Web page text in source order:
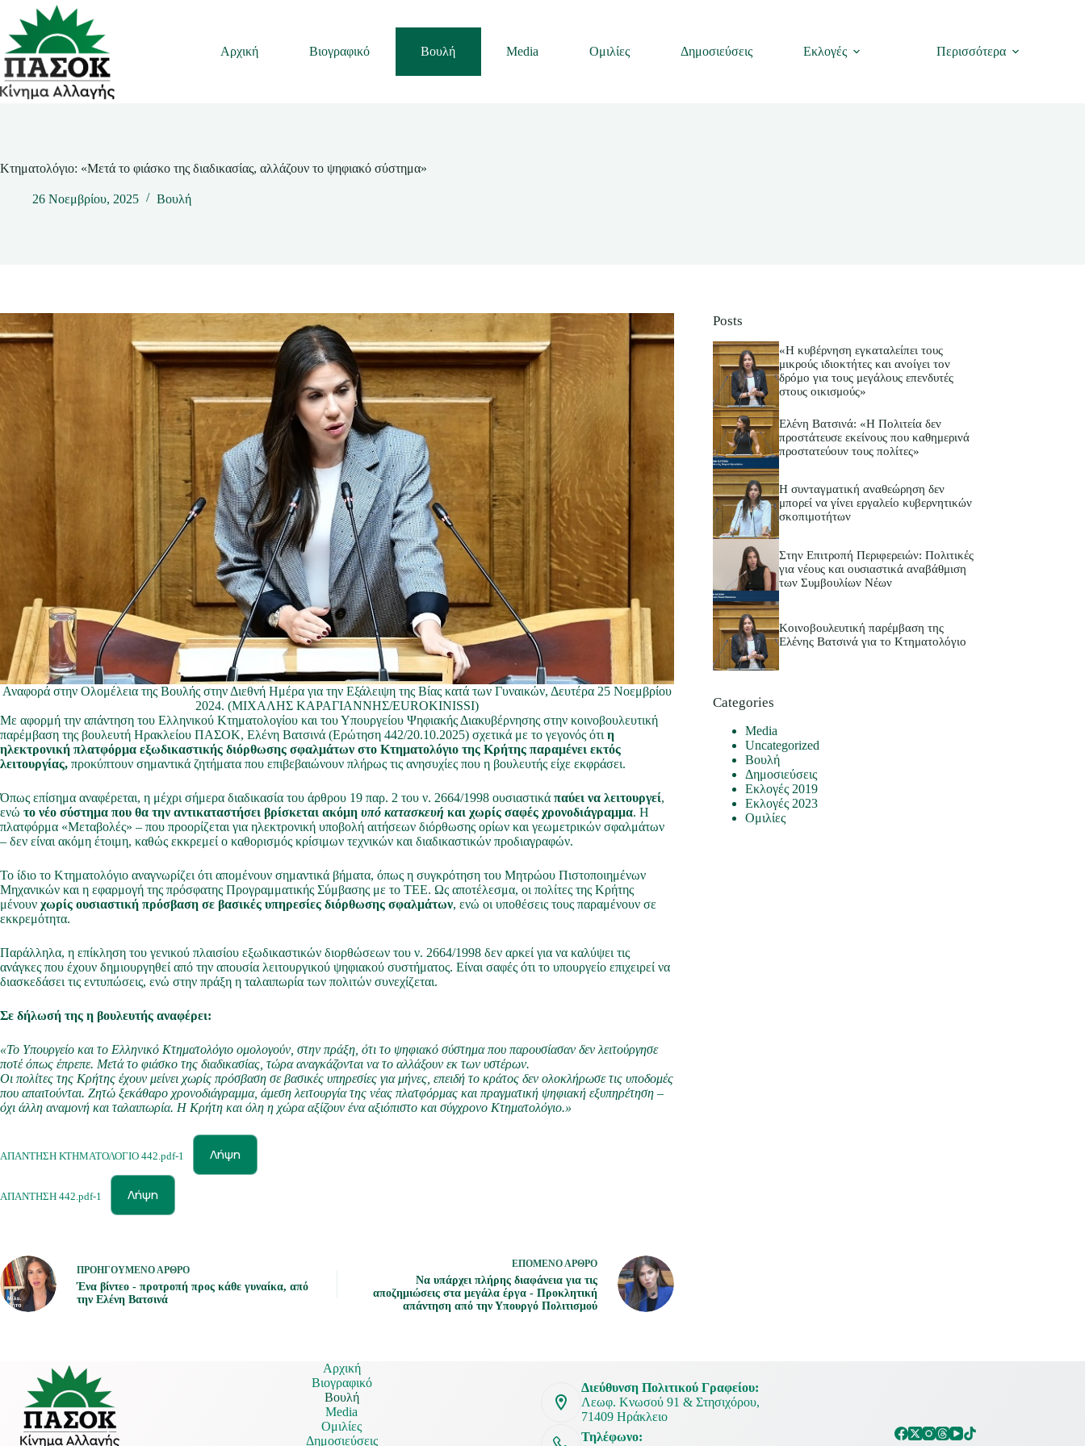
Μετάβαση
περιεχόμενο
Αρχική
Βιογραφικό Βουλή Media Ομιλίες Δημοσιεύσεις Εκλογές Περισσότερα
Κτηματολόγιο: «Μετά το φιάσκο της διαδικασίας, αλλάζουν το ψηφιακό σύστημα»
26 Νοεμβρίου, 2025 Βουλή
Αναφορά στην Ολομέλεια της Βουλής στην Διεθνή Ημέρα για την Εξάλειψη της Βίας κατά των Γυναικών, Δευτέρα 25 Νοεμβρίου
2024. (ΜΙΧΑΛΗΣ ΚΑΡΑΓΙΑΝΝΗΣ/EUROKINISSI)
Με αφορμή την απάντηση του Ελληνικού Κτηματολογίου και του Υπουργείου Ψηφιακής Διακυβέρνησης στην κοινοβουλευτική
παρέμβαση της βουλευτή Ηρακλείου ΠΑΣΟΚ, Ελένη Βατσινά (Ερώτηση 442/20.10.2025) σχετικά με το γεγονός ότι η
ηλεκτρονική πλατφόρμα εξωδικαστικής διόρθωσης σφαλμάτων στο Κτηματολόγιο της Κρήτης παραμένει εκτός
λειτουργίας, προκύπτουν σημαντικά ζητήματα που επιβεβαιώνουν πλήρως τις ανησυχίες που η βουλευτής είχε εκφράσει.
Όπως επίσημα αναφέρεται, η μέχρι σήμερα διαδικασία του άρθρου 19 παρ. 2 του ν. 2664/1998 ουσιαστικά παύει να λειτουργεί,
ενώ το νέο σύστημα που θα την αντικαταστήσει βρίσκεται ακόμη υπό κατασκευή και χωρίς σαφές χρονοδιάγραμμα. Η
πλατφόρμα «Μεταβολές» – που προορίζεται για ηλεκτρονική υποβολή αιτήσεων διόρθωσης ορίων και γεωμετρικών σφαλμάτων
– δεν είναι ακόμη έτοιμη, καθώς εκκρεμεί ο καθορισμός κρίσιμων τεχνικών και διαδικαστικών προδιαγραφών.
Το ίδιο το Κτηματολόγιο αναγνωρίζει ότι απομένουν σημαντικά βήματα, όπως η συγκρότηση του Μητρώου Πιστοποιημένων
Μηχανικών και η εφαρμογή της πρόσφατης Προγραμματικής Σύμβασης με το ΤΕΕ. Ως αποτέλεσμα, οι πολίτες της Κρήτης
μένουν χωρίς ουσιαστική πρόσβαση σε βασικές υπηρεσίες διόρθωσης σφαλμάτων, ενώ οι υποθέσεις τους παραμένουν σε
εκκρεμότητα.
Παράλληλα, η επίκληση του γενικού πλαισίου εξωδικαστικών διορθώσεων του ν. 2664/1998 δεν αρκεί για να καλύψει τις
ανάγκες που έχουν δημιουργηθεί από την απουσία λειτουργικού ψηφιακού συστήματος. Είναι σαφές ότι το υπουργείο επιχειρεί να
διασκεδάσει τις εντυπώσεις, ενώ στην πράξη η ταλαιπωρία των πολιτών συνεχίζεται.
Σε δήλωσή της η βουλευτής αναφέρει:
«Το Υπουργείο και το Ελληνικό Κτηματολόγιο ομολογούν, στην πράξη, ότι το ψηφιακό σύστημα που παρουσίασαν δεν λειτούργησε
ποτέ όπως έπρεπε. Μετά το φιάσκο της διαδικασίας, τώρα αναγκάζονται να το αλλάξουν εκ των υστέρων.
Οι πολίτες της Κρήτης έχουν μείνει χωρίς πρόσβαση σε βασικές υπηρεσίες για μήνες, επειδή το κράτος δεν ολοκλήρωσε τις υποδομές
που απαιτούνται. Ζητώ ξεκάθαρο χρονοδιάγραμμα, άμεση λειτουργία της νέας πλατφόρμας και πραγματική ψηφιακή εξυπηρέτηση –
όχι άλλη αναμονή και ταλαιπωρία. Η Κρήτη και όλη η χώρα αξίζουν ένα αξιόπιστο και σύγχρονο Κτηματολόγιο.»
ΑΠΑΝΤΗΣΗ ΚΤΗΜΑΤΟΛΟΓΙΟ 442.pdf-1 Λήψη
ΑΠΑΝΤΗΣΗ 442.pdf-1 Λήψη
ΠΡΟΗΓΟΎΜΕΝΟΆΡΘΡΟ
Ένα βίντεο - προτροπή προς κάθε γυναίκα, από
την Ελένη Βατσινά
ΕΠΌΜΕΝΟΆΡΘΡΟ
Να υπάρχει πλήρης διαφάνεια για τις
αποζημιώσεις στα μεγάλα έργα - Προκλητική
απάντηση από την Υπουργό Πολιτισμού
Posts
«Η κυβέρνηση εγκαταλείπει τους
μικρούς ιδιοκτήτες και ανοίγει τον
δρόμο για τους μεγάλους επενδυτές
στους οικισμούς»
Ελένη Βατσινά: «Η Πολιτεία δεν
προστάτευσε εκείνους που καθημερινά
προστατεύουν τους πολίτες»
Η συνταγματική αναθεώρηση δεν
μπορεί να γίνει εργαλείο κυβερνητικών
σκοπιμοτήτων
Στην Επιτροπή Περιφερειών: Πολιτικές
για νέους και ουσιαστικά αναβάθμιση
των Συμβουλίων Νέων
Κοινοβουλευτική παρέμβαση της
Ελένης Βατσινά για το Κτηματολόγιο
Categories
Media
Uncategorized
Βουλή
Δημοσιεύσεις
Εκλογές 2019
Εκλογές 2023
Ομιλίες
Αρχική
Βιογραφικό
Βουλή
Media
Ομιλίες
Δημοσιεύσεις
Διεύθυνση Πολιτικού Γραφείου:
Λεωφ. Κνωσού 91 & Στησιχόρου,
71409 Ηράκλειο
Τηλέφωνο: